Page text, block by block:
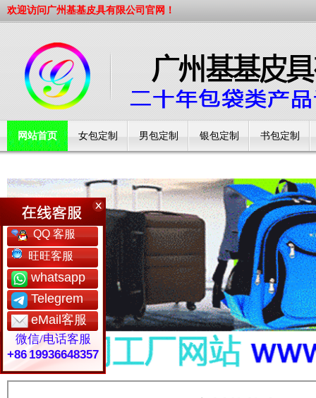
欢迎访问广州基基皮具有限公司官网！
网站首页 女包定制 男包定制 银包定制 书包定制
QQ 客服
旺旺客服
whatsapp
Telegrem
eMail客服
微信/电话客服
+86 19936648357